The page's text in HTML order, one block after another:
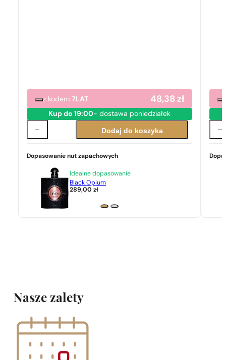
z kodem7LAT 48,38zł
Kup do 19:00- dostawa poniedziałek
Dodaj do koszyka
Dopasowanie nut zapachowych
Idealne dopasowanie
Black Opium
289,00zł
Nasze zalety